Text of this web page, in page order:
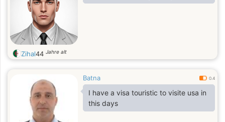
Zihal44 Jahre alt
Batna 0.4
I have a visa touristic to visite usa in
this days